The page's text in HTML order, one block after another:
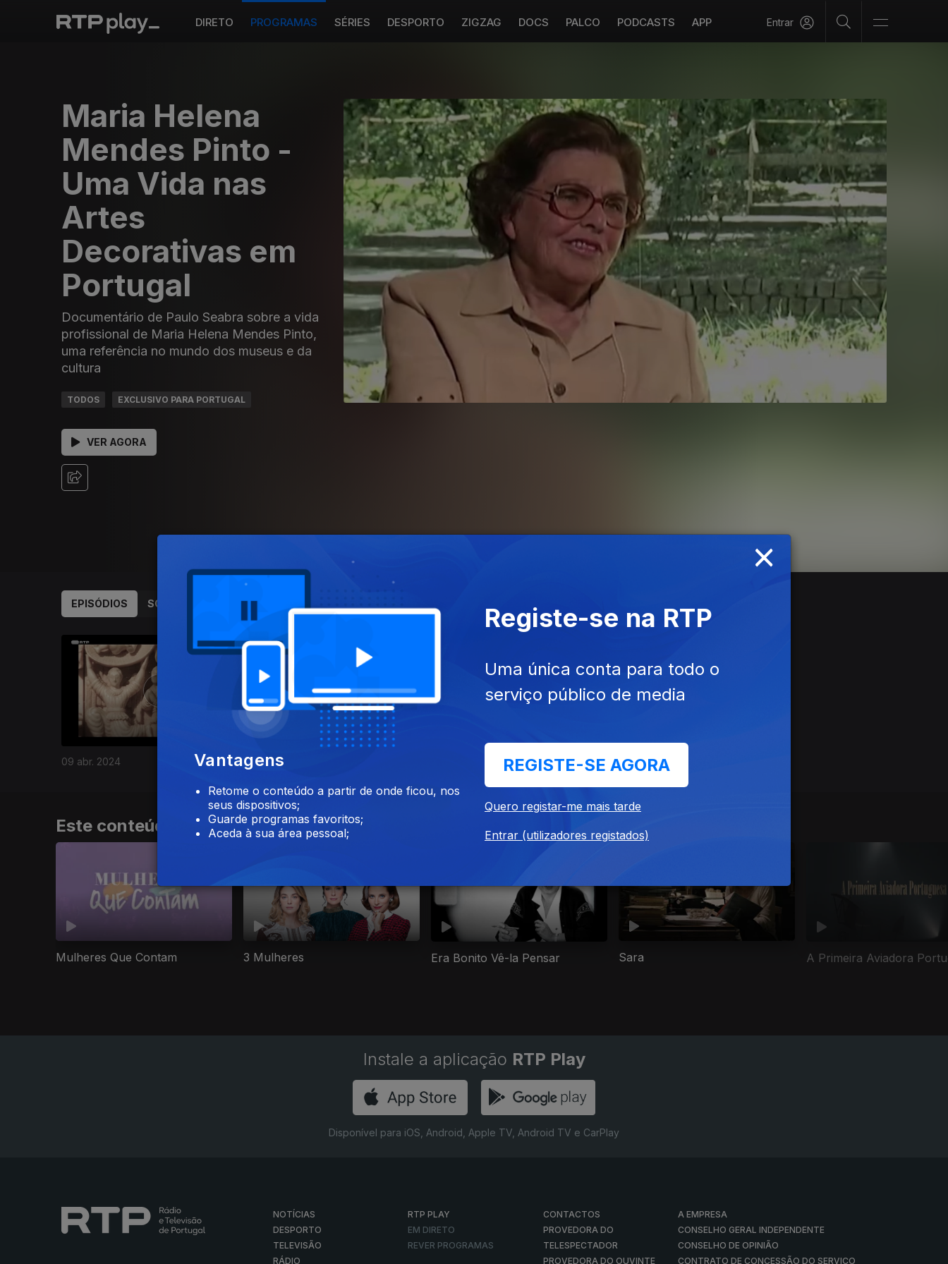
DIRETO PROGRAMAS SÉRIES DESPORTO ZIGZAG DOCS PALCO PODCASTS APP Entrar
Maria Helena
Mendes Pinto -
Uma Vida nas
Artes
Decorativas em
Portugal
Documentário de Paulo Seabra sobre a vida
profissional de Maria Helena Mendes Pinto,
uma referência no mundo dos museus e da
cultura
TODOS EXCLUSIVO PARA PORTUGAL
VER AGORA
EPISÓDIOS SOBRE
09 abr. 2024
760597
Este conteúdo faz parte de Para todas as mulheres
Mulheres Que Contam 3 Mulheres Era Bonito Vê-la Pensar Sara A Primeira Aviadora
Instale a aplicação RTP Play
Disponível para iOS, Android, Apple TV, Android TV e CarPlay
NOTÍCIAS
DESPORTO
TELEVISÃO
RÁDIO
RTP PLAY
EM DIRETO
REVER PROGRAMAS
CONTACTOS
PROVEDORA DO
TELESPECTADOR
PROVEDORA DO OUVINTE
A EMPRESA
CONSELHO GERAL INDEPENDENTE
CONSELHO DE OPINIÃO
CONTRATO DE CONCESSÃO DO SERVIÇO
×
Vantagens
Retome o conteúdo a partir de onde ficou, nos
seus dispositivos;
Guarde programas favoritos;
Aceda à sua área pessoal;
Registe-se na RTP
Uma única conta para todo o
serviço público de media
REGISTE-SE AGORA
Quero registar-me mais tarde
Entrar (utilizadores registados)